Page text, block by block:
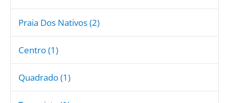
Praia Dos Nativos (2)
Centro (1)
Quadrado (1)